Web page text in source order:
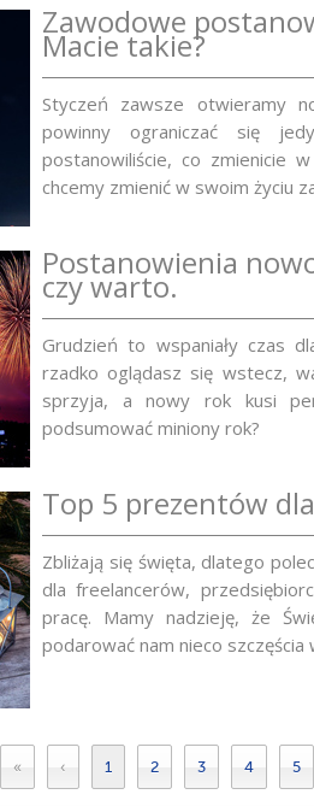
Zawodowe
Macie takie?
Styczeń zawsze otwieramy
powinny ograniczać się
postanowiliście, co zmienicie
chcemy zmienić w swoim życiu
Postanowienia
czy warto.
Grudzień to wspaniały czas
rzadko oglądasz się wstecz,
sprzyja, a nowy rok kusi
podsumować miniony rok?
Top 5 prezentów
Zbliżają się święta, dlatego
dla freelancerów,
pracę. Mamy nadzieję, że
podarować nam nieco szczęścia
« ‹ 1 2 3 4 5